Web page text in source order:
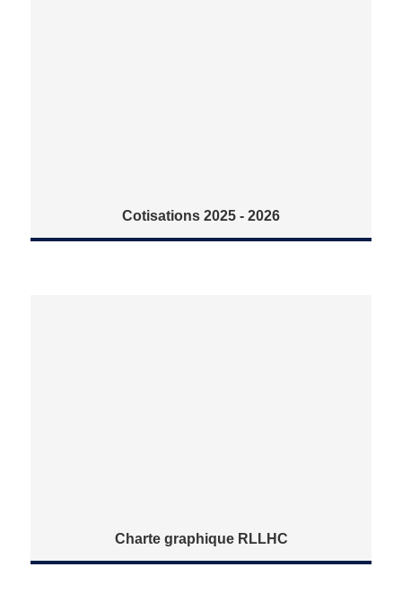
Cotisations 2025 - 2026
Charte graphique RLLHC